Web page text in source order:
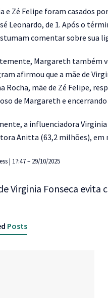
e Zé Felipe foram casados
Leonardo, de 1. Após o
comentar sobre sua
Margareth também
afirmou que a mãe de
Rocha, mãe de Zé Felipe,
de Margareth e
a influenciadora
Anitta (63,2 milhões), em
| 17:47 – 29/10/2025
Virginia Fonseca
Posts